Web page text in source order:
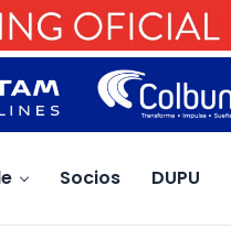
Socios DUPU